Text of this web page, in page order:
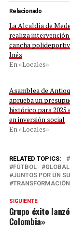
Relacionado
La Alcaldía de
realiza intervención
cancha
Inés
En «Locales»
Asamblea de
aprueba un
histórico para 2025
en inversión social
En «Locales»
RELATED TOPICS:
FÚTBOL
JUNTOS POR UN
SIGUIENTE
Grupo éxito
Colombia»